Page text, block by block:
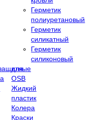
Герметик
полиуретановый
Герметик
силикатный
Герметик
силиконовый
для
OSB
Жидкий
пластик
Колера
Краски